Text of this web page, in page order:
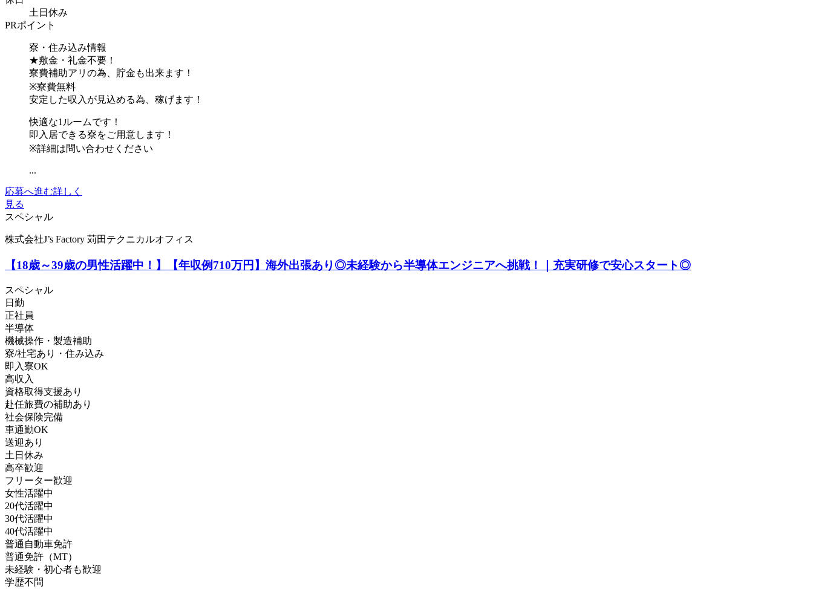
土日休み
PRポイント
寮・住み込み情報
★敷金・礼金不要！
寮費補助アリの為、貯金も出来ます！
※寮費無料
安定した収入が見込める為、稼げます！
快適な1ルームです！
即入居できる寮をご用意します！
※詳細は問い合わせください
...
応募へ進む詳しく
見る
スペシャル
株式会社J’s Factory 苅田テクニカルオフィス
【18歳～39歳の男性活躍中！】【年収例710万円】海外出張あり◎未経験から半導体エンジニアへ挑戦！｜充実研修で安心スタート◎
スペシャル
日勤
正社員
半導体
機械操作・製造補助
寮/社宅あり・住み込み
即入寮OK
高収入
資格取得支援あり
赴任旅費の補助あり
社会保険完備
車通勤OK
送迎あり
土日休み
高卒歓迎
フリーター歓迎
女性活躍中
20代活躍中
30代活躍中
40代活躍中
普通自動車免許
普通免許（MT）
未経験・初心者も歓迎
学歴不問